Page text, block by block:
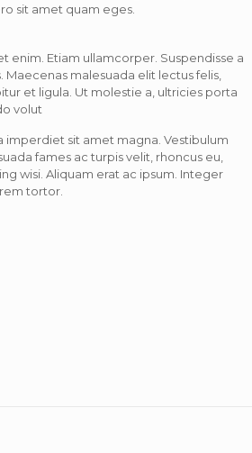
sit amet quam eges.
enim. Etiam ullamcorper. Suspendisse a
malesuada elit lectus felis,
et ligula. Ut molestie a, ultricies porta
volut
imperdiet sit amet magna. Vestibulum
fames ac turpis velit, rhoncus eu,
wisi. Aliquam erat ac ipsum. Integer
tortor.